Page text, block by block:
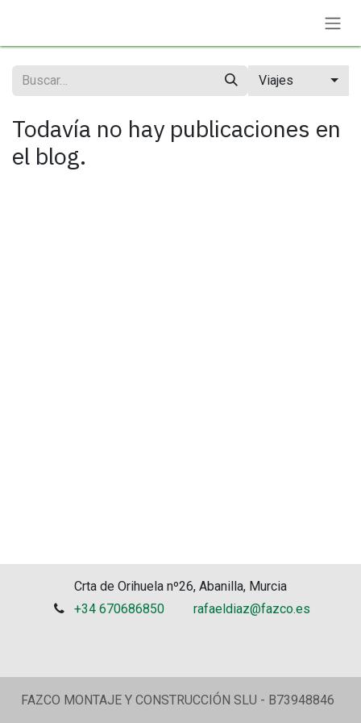
Viajes
Todavía no hay publicaciones en
el blog.
Crta de Orihuela nº26, Abanilla, Murcia
+34 670686850
rafaeldiaz@fazco.es
FAZCO MONTAJE Y CONSTRUCCIÓN SLU - B73948846